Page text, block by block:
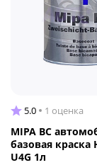
5.0 1 оценка
MIPA BC
базовая краска
U4G 1л